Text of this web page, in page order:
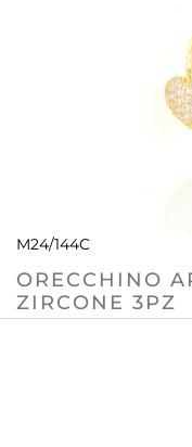
M24/144C
ORECCHINO
ZIRCONE 3PZ